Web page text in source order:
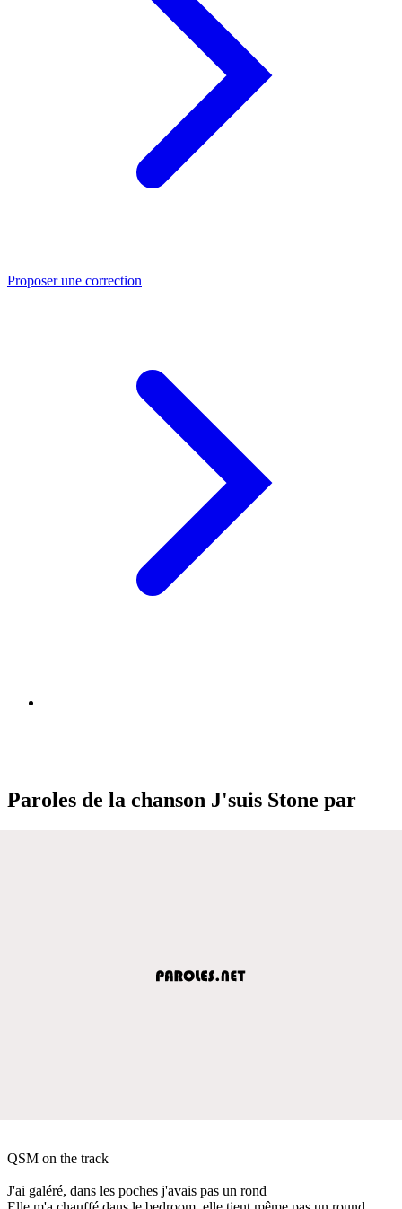
Proposer une correction
Paroles de la chanson J'suis Stone par
QSM on the track
J'ai galéré, dans les poches j'avais pas un rond